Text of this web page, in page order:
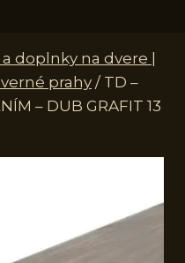
a doplnky na dvere |
prahy / TD –
– DUB GRAFIT 13